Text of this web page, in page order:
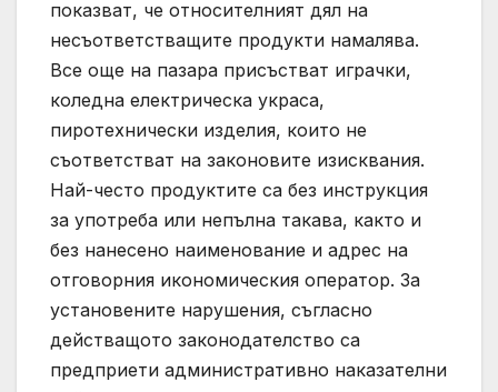
показват, че относителният дял на
несъответстващите продукти намалява.
Все още на пазара присъстват играчки,
коледна електрическа украса,
пиротехнически изделия, които не
съответстват на законовите изисквания.
Най-често продуктите са без инструкция
за употреба или непълна такава, както и
без нанесено наименование и адрес на
отговорния икономическия оператор. За
установените нарушения, съгласно
действащото законодателство са
предприети административно наказателни